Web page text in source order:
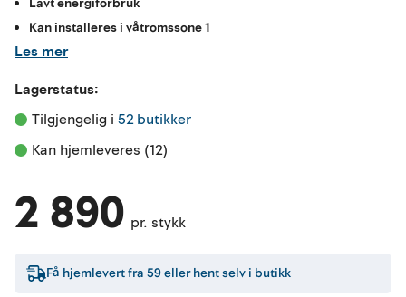
Kan installeres i våtromssone 1
Les mer
Lagerstatus:
Tilgjengelig i 52 butikker
Kan hjemleveres (12)
2 890 pr. stykk
Få hjemlevert fra 59eller hent selv i butikk